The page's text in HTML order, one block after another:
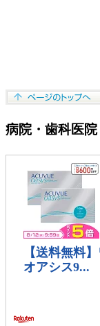
病院・歯科医